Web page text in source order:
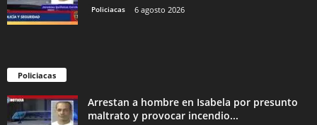
Policiacas 6 agosto 2026
Policiacas
Arrestan a hombre en Isabela por presunto
maltrato y provocar incendio...